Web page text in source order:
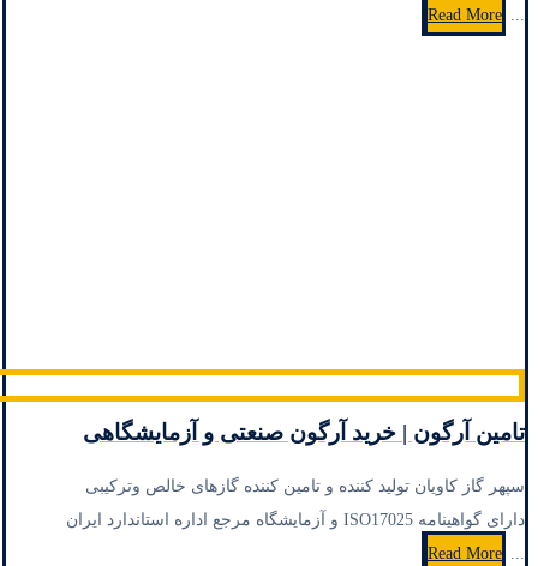
...
Read More
تامین آرگون | خرید آرگون صنعتی و آزمایشگاهی
سپهر گاز کاویان تولید کننده و تامین کننده گازهای خالص وترکیبی
دارای گواهینامه ISO17025 و آزمایشگاه مرجع اداره استاندارد ایران
Read More